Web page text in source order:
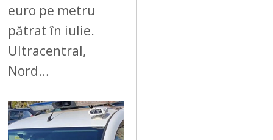
euro pe metru
pătrat în iulie.
Ultracentral,
Nord…